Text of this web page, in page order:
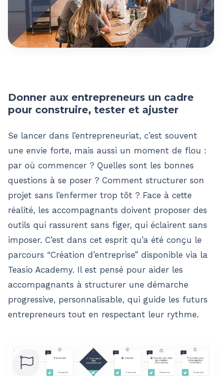
Donner aux entrepreneurs un cadre
pour construire, tester et ajuster
Se lancer dans l’entrepreneuriat, c’est souvent
une envie forte, mais aussi un moment de flou :
par où commencer ? Quelles sont les bonnes
questions à se poser ? Comment structurer son
projet sans l’enfermer trop tôt ? Face à cette
réalité, les accompagnants doivent proposer des
outils qui rassurent sans figer, qui éclairent sans
imposer. C’est dans cet esprit qu’a été conçu le
parcours “Création d’entreprise” disponible via la
Teasio Academy. Il est pensé pour aider les
accompagnants à structurer une démarche
progressive, personnalisable, qui guide les futurs
entrepreneurs tout en respectant leur rythme.